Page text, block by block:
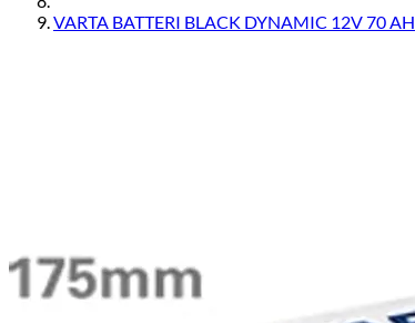
VARTA BATTERI BLACK DYNAMIC 12V 70 AH